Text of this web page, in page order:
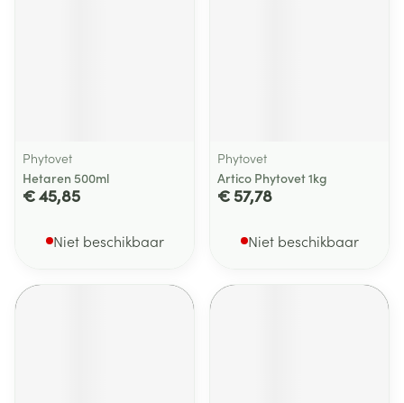
Phytovet
Hetaren 500ml
€ 45,85
Niet beschikbaar
Phytovet
Artico Phytovet 1kg
€ 57,78
Niet beschikbaar